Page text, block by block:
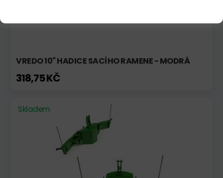
VREDO 10" HADICE SACÍHO RAMENE - MODRÁ
318,75 KČ
Skladem